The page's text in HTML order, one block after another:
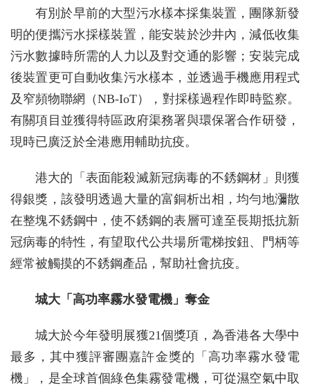
有別於早前的大型污水樣本採集裝置，團隊新發
明的便攜污水採樣裝置，能安裝於沙井內，減低收集
污水數據時所需的人力以及對交通的影響；安裝完成
後裝置更可自動收集污水樣本，並透過手機應用程式
及窄頻物聯網（NB-IoT），對採樣過程作即時監察。
有關項目並獲得特區政府渠務署與環保署合作研發，
現時已廣泛於全港應用輔助抗疫。
港大的「表面能殺滅新冠病毒的不銹鋼材」則獲
得銀獎，該發明透過大量的富銅析出相，均勻地瀰散
在整塊不銹鋼中，使不銹鋼的表層可達至長期抵抗新
冠病毒的特性，有望取代公共場所電梯按鈕、門柄等
經常被觸摸的不銹鋼產品，幫助社會抗疫。
城大「高功率霧水發電機」奪金
城大於今年發明展獲21個獎項，為香港各大學中
最多，其中獲評審團嘉許金獎的「高功率霧水發電
機」，是全球首個綠色集霧發電機，可從濕空氣中取